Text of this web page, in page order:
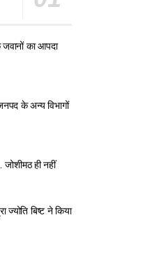
का आपदा
के अन्य विभागों
ही नहीं
ज्योति बिष्ट ने किया